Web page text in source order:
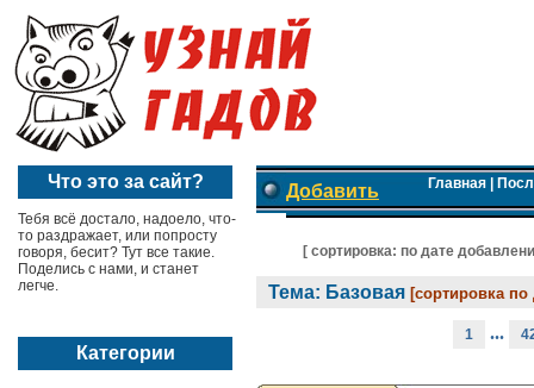
Что это за сайт?
Тебя всё достало, надоело, что-
то раздражает, или попросту
говоря, бесит? Тут все такие.
Поделись с нами, и станет
легче.
Категории
Добавить Главная|
[ cортировка: по дате
Тема: Базовая [сортировка
1 ...